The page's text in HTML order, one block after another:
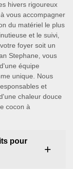
hivers rigoureux
vous accompagner
du matériel le plus
et le suivi,
foyer soit un
Stephane, vous
équipe
unique. Nous
et
chaleur douce
cocon à
pour